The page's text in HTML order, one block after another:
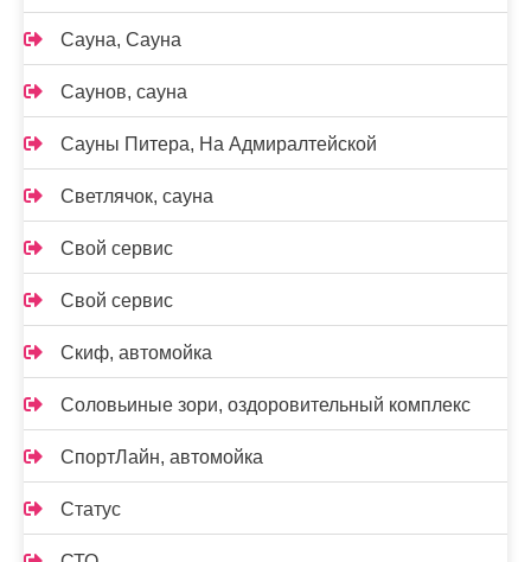
Сауна, Сауна
Саунов, сауна
Сауны Питера, На Адмиралтейской
Светлячок, сауна
Свой сервис
Свой сервис
Скиф, автомойка
Соловьиные зори, оздоровительный комплекс
СпортЛайн, автомойка
Статус